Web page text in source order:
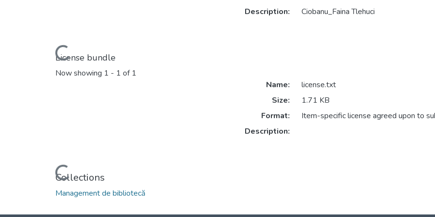
Loading...
Description:
Ciobanu_Faina Tlehuci
License bundle
Now showing 1 - 1 of 1
Loading...
Name:
license.txt
Size:
1.71 KB
Format:
Item-specific license agreed upon to
Description:
Collections
Management de bibliotecă